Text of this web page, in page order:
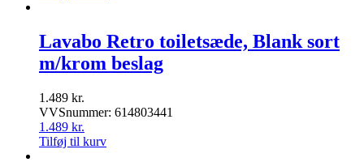
Lavabo Retro toiletsæde, Blank sort
m/krom beslag
1.489 kr.
VVSnummer: 614803441
1.489 kr.
Tilføj til kurv